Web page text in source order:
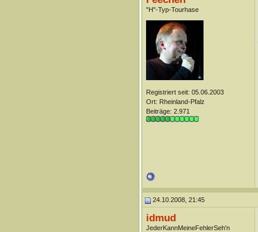
"H"-Typ-Tourhase
Registriert seit: 05.06.2003
Ort: Rheinland-Pfalz
Beiträge: 2.971
24.10.2008, 21:45
idmud
JederKannMeineFehlerSeh'n